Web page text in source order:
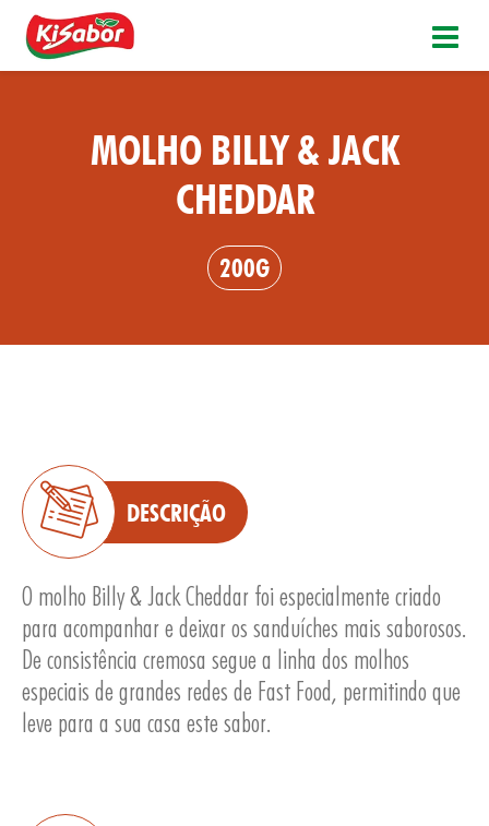
MOLHO BILLY & JACK
CHEDDAR
200G
DESCRIÇÃO
O molho Billy & Jack Cheddar foi especialmente criado
para acompanhar e deixar os sanduíches mais saborosos.
De consistência cremosa segue a linha dos molhos
especiais de grandes redes de Fast Food, permitindo que
leve para a sua casa este sabor.